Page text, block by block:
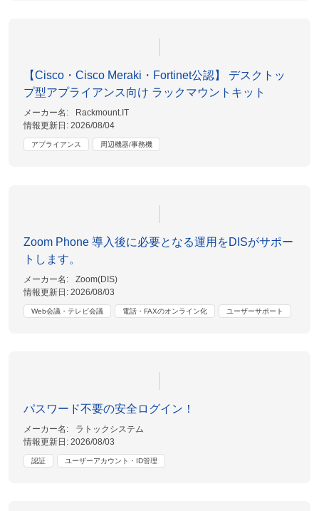
【Cisco・Cisco Meraki・Fortinet公認】 デスクトッ
プ型アプライアンス向け ラックマウントキット
メーカー名:
Rackmount.IT
情報更新日:2026/08/04
アプライアンス 周辺機器/事務機
Zoom Phone 導入後に必要となる運用をDISがサポー
トします。
メーカー名:
Zoom(DIS)
情報更新日:2026/08/03
Web会議・テレビ会議 電話・FAXのオンライン化 ユーザーサポート
パスワード不要の安全ログイン！
メーカー名:
ラトックシステム
情報更新日:2026/08/03
認証 ユーザーアカウント・ID管理